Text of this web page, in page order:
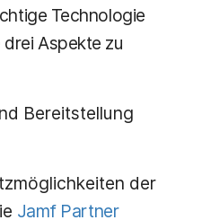
Technologie
drei Aspekte zu
Bereitstellung
der
Jamf Partner